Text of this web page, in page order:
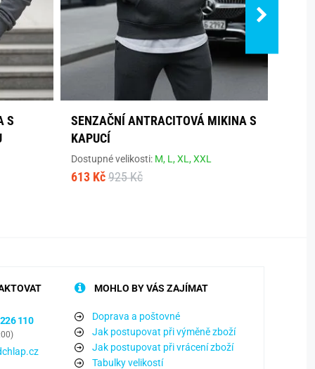
S
SENZAČNÍ ANTRACITOVÁ MIKINA S
KAPUCÍ
Dostupné velikosti: M, L,XL,XXL
613 Kč 925 Kč
110
MOHLO BY VÁS ZAJÍMAT
Doprava a poštovné
Jak postupovat při výměně zboží
Jak postupovat při vrácení zboží
Tabulky velikostí